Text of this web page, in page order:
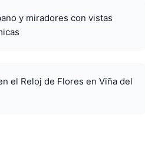
y miradores con vistas
el Reloj de Flores en Viña del